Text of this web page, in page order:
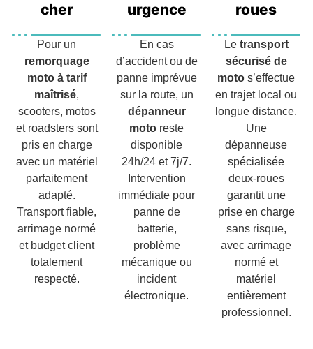
cher
Pour un
remorquage
moto à tarif
maîtrisé,
scooters, motos
et roadsters sont
pris en charge
avec un matériel
parfaitement
adapté.
Transport fiable,
arrimage normé
et budget client
totalement
respecté.
urgence
En cas
d’accident ou de
panne imprévue
sur la route, un
dépanneur
moto reste
disponible
24h/24 et 7j/7.
Intervention
immédiate pour
panne de
batterie,
problème
mécanique ou
incident
électronique.
roues
Le transport
sécurisé de
moto s’effectue
en trajet local ou
longue distance.
Une
dépanneuse
spécialisée
deux-roues
garantit une
prise en charge
sans risque,
avec arrimage
normé et
matériel
entièrement
professionnel.